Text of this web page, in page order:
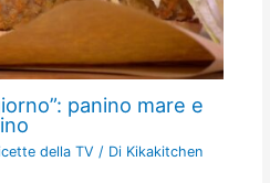
panino mare e
della TV / Di Kikakitchen